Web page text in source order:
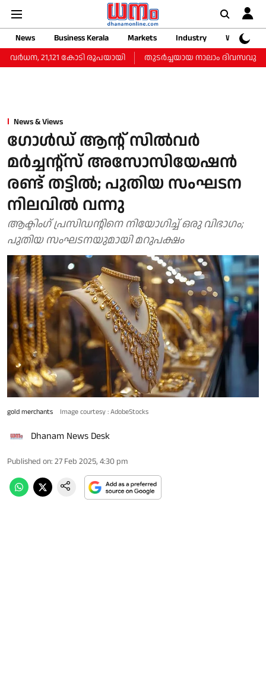
News Business Kerala Markets Industry
Web
21,121 കോടി രൂപയായി
തുടർച്ചയായ നാലാം ദിവസവും
News & Views
ഗോള്‍ഡ് ആന്റ് സില്‍വര്‍
മര്‍ച്ചന്റ്‌സ് അസോസിയേഷന്‍
രണ്ട് തട്ടില്‍; പുതിയ സംഘടന
നിലവില്‍ വന്നു
ആക്ടിംഗ് പ്രസിഡന്റിനെ നിയോഗിച്ച് ഒരു വിഭാഗം;
പുതിയ സംഘടനയുമായി മറുപക്ഷം
gold merchants Image courtesy : AdobeStocks
Dhanam News Desk
Published on: 27 Feb 2025, 4:30 pm